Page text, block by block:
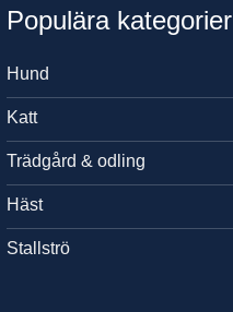
Populära kategorier
Hund
Katt
Trädgård & odling
Häst
Stallströ